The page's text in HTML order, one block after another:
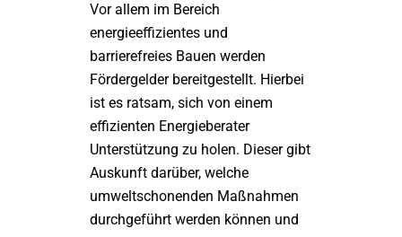
Vor allem im Bereich
energieeffizientes und
barrierefreies Bauen werden
Fördergelder bereitgestellt. Hierbei
ist es ratsam, sich von einem
effizienten Energieberater
Unterstützung zu holen. Dieser gibt
Auskunft darüber, welche
umweltschonenden Maßnahmen
durchgeführt werden können und